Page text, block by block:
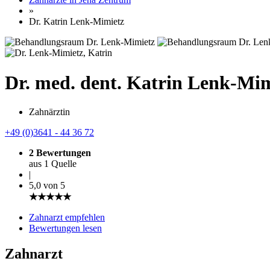
»
Dr. Katrin Lenk-Mimietz
Dr. med. dent. Katrin Lenk-
Zahnärztin
+49 (0)3641 - 44 36 72
2 Bewertungen
aus 1 Quelle
|
5,0 von 5
★★★★★
Zahnarzt empfehlen
Bewertungen lesen
Zahnarzt